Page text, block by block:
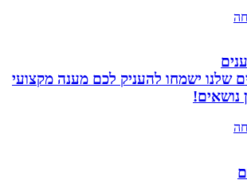
ישמחו להעניק לכם מענה מקצועי